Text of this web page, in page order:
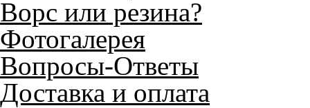
Ворс или резина?
Фотогалерея
Вопросы-Ответы
Доставка и оплата